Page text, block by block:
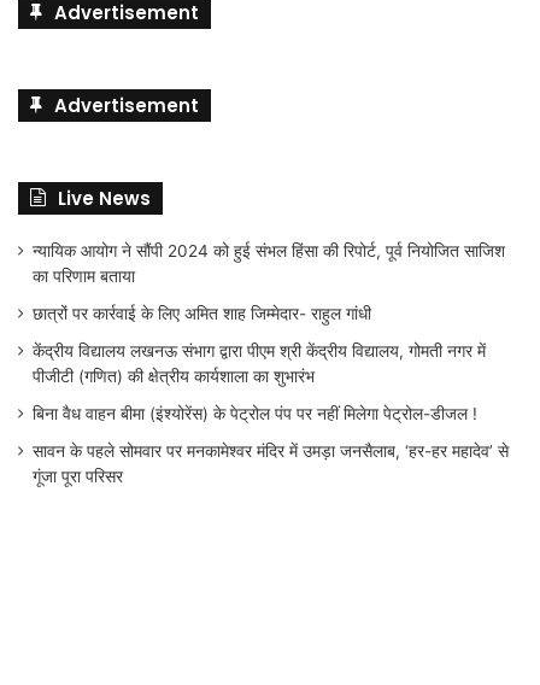
Advertisement
Advertisement
Live News
न्यायिक आयोग ने सौंपी 2024 को हुई संभल हिंसा की रिपोर्ट, पूर्व नियोजित साजिश
का परिणाम बताया
छात्रों पर कार्रवाई के लिए अमित शाह जिम्मेदार- राहुल गांधी
केंद्रीय विद्यालय लखनऊ संभाग द्वारा पीएम श्री केंद्रीय विद्यालय, गोमती नगर में
पीजीटी (गणित) की क्षेत्रीय कार्यशाला का शुभारंभ
बिना वैध वाहन बीमा (इंश्योरेंस) के पेट्रोल पंप पर नहीं मिलेगा पेट्रोल-डीजल !
सावन के पहले सोमवार पर मनकामेश्वर मंदिर में उमड़ा जनसैलाब, ‘हर-हर महादेव’ से
गूंजा पूरा परिसर